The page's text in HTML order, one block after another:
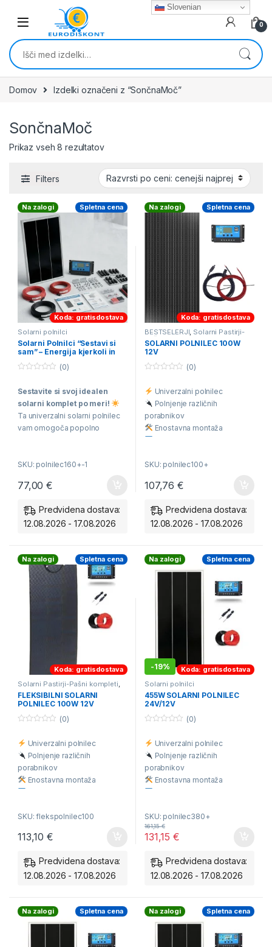
Skip to navigation
0
Išči:
Domov Izdelki označeni z “SončnaMoč”
SončnaMoč
Prikaz vseh 8 rezultatovRazvrščeno po ceni: od najnižje do
Filters
Na zalogi Spletna cena
Koda: gratisdostava
Solarni polnilci
Solarni Polnilci “Sestavi si
sam” – Energija kjerkoli in
u
o
f
5
(0)
Sestavite si svoj idealen
solarni komplet po meri!
Ta univerzalni solarni polnilec
vam omogoča popolno
dodajte komponente, ki jih
rešitev za napajanje
električnih pastirjev.
Brezvezen nakup vnaprej
potrebujete za neodvisno
energijo na terenu!
SKU: polnilec160+-1
77,00€
Predvidena dostava:
12.08.2026 - 17.08.2026
Na zalogi Spletna cena
Koda: gratisdostava
BESTSELERJI, Solarni Pastirji-
Pašni kompleti , Solarni polnilci
SOLARNI POLNILEC 100W
12V
u
o
f
5
(0)
Univerzalni polnilec
Polnjenje različnih
porabnikov
Enostavna montaža
Vsebuje vse za priklop
Polnjenje 24V baterij
SKU: polnilec100+
107,76€
Predvidena dostava:
12.08.2026 - 17.08.2026
Na zalogi Spletna cena
Koda: gratisdostava
Solarni Pastirji-Pašni kompleti
Solarni polnilci
FLEKSIBILNI SOLARNI
POLNILEC 100W 12V
u
o
f
5
(0)
Univerzalni polnilec
Polnjenje različnih
porabnikov
Enostavna montaža
Vsebuje vse za priklop
Polnjenje 24V baterij
SKU: flekspolnilec100
113,10€
Predvidena dostava:
12.08.2026 - 17.08.2026
Na zalogi
-19%
Spletna cena
Koda: gratisdostava
Solarni polnilci
455W SOLARNI POLNILEC
24V/12V
u
o
f
5
(0)
Univerzalni polnilec
Polnjenje različnih
porabnikov
Enostavna montaža
Vsebuje vse za priklop
Polnjenje 12V baterij
Polnjenje 24V baterij
SKU: polnilec380+
131,15€
161,15€
Predvidena dostava:
12.08.2026 - 17.08.2026
Na zalogi Spletna cena Na zalogi Spletna cena
Slovenian